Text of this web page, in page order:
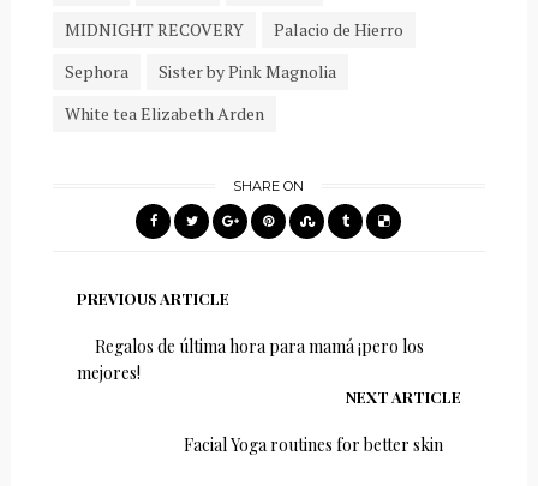
MIDNIGHT RECOVERY
Palacio de Hierro
Sephora
Sister by Pink Magnolia
White tea Elizabeth Arden
SHARE ON
PREVIOUS ARTICLE
Regalos de última hora para mamá ¡pero los
mejores!
NEXT ARTICLE
Facial Yoga routines for better skin